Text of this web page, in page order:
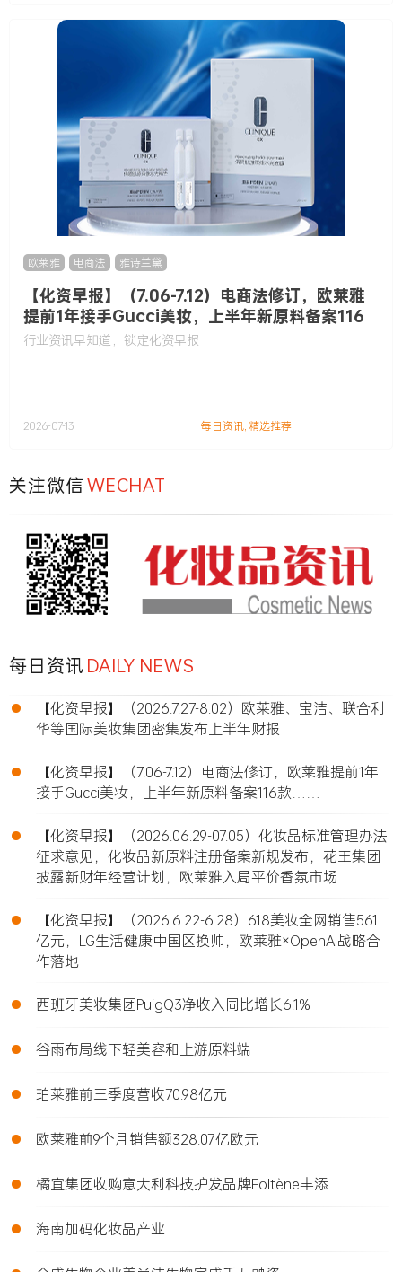
欧莱雅 电商法 雅诗兰黛
【化资早报】（7.06-7.12）电商法修订，欧莱雅
提前1年接手Gucci美妆，上半年新原料备案116
款……
行业资讯早知道，锁定化资早报
2026-07-13 每日资讯,精选推荐
关注微信WECHAT
每日资讯DAILY NEWS
•
【化资早报】（2026.7.27-8.02）欧莱雅、宝洁、联合利
华等国际美妆集团密集发布上半年财报
•
【化资早报】（7.06-7.12）电商法修订，欧莱雅提前1年
接手Gucci美妆，上半年新原料备案116款……
•
【化资早报】（2026.06.29-07.05）化妆品标准管理办法
征求意见，化妆品新原料注册备案新规发布，花王集团
披露新财年经营计划，欧莱雅入局平价香氛市场……
•
【化资早报】（2026.6.22-6.28）618美妆全网销售561
亿元，LG生活健康中国区换帅，欧莱雅×OpenAI战略合
作落地
• 西班牙美妆集团PuigQ3净收入同比增长6.1%
• 谷雨布局线下轻美容和上游原料端
• 珀莱雅前三季度营收70.98亿元
• 欧莱雅前9个月销售额328.07亿欧元
• 橘宜集团收购意大利科技护发品牌Foltène丰添
• 海南加码化妆品产业